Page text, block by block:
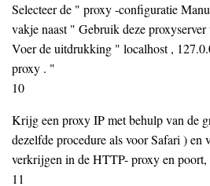
Selecteer de " proxy -configuratie
vakje naast " Gebruik deze
Voer de uitdrukking " localhost ,
proxy . "
10
Krijg een proxy IP met behulp van de
dezelfde procedure als voor Safari ) en
verkrijgen in de HTTP- proxy en poort,
11